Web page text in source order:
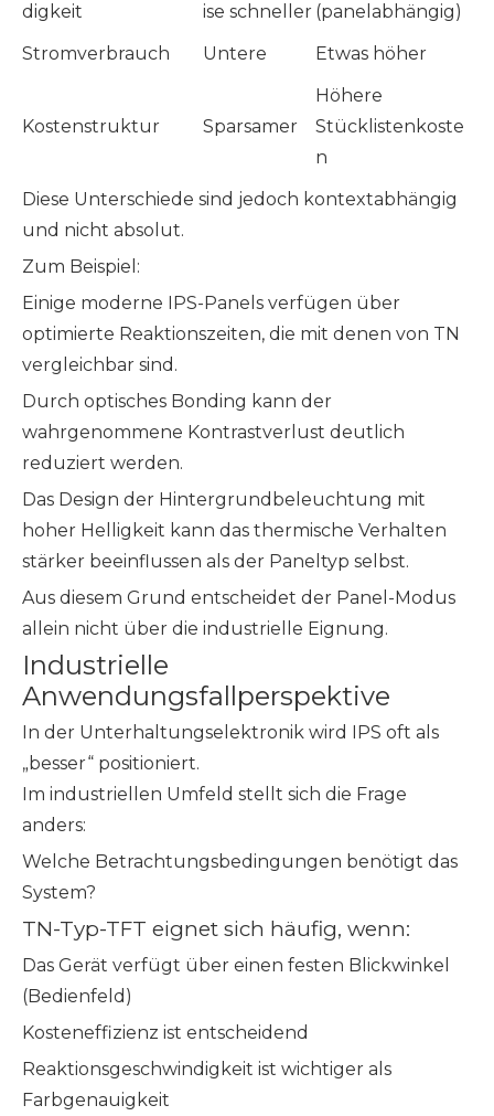
digkeit
ise schneller (panelabhängig)
Stromverbrauch
Untere Etwas höher
Kostenstruktur Sparsamer
Höhere
Stücklistenkoste
n
Diese Unterschiede sind jedoch kontextabhängig
und nicht absolut.
Zum Beispiel:
Einige moderne IPS-Panels verfügen über
optimierte Reaktionszeiten, die mit denen von TN
vergleichbar sind.
Durch optisches Bonding kann der
wahrgenommene Kontrastverlust deutlich
reduziert werden.
Das Design der Hintergrundbeleuchtung mit
hoher Helligkeit kann das thermische Verhalten
stärker beeinflussen als der Paneltyp selbst.
Aus diesem Grund entscheidet der Panel-Modus
allein nicht über die industrielle Eignung.
Industrielle
Anwendungsfallperspektive
In der Unterhaltungselektronik wird IPS oft als
„besser“ positioniert.
Im industriellen Umfeld stellt sich die Frage
anders:
Welche Betrachtungsbedingungen benötigt das
System?
TN-Typ-TFT eignet sich häufig, wenn:
Das Gerät verfügt über einen festen Blickwinkel
(Bedienfeld)
Kosteneffizienz ist entscheidend
Reaktionsgeschwindigkeit ist wichtiger als
Farbgenauigkeit